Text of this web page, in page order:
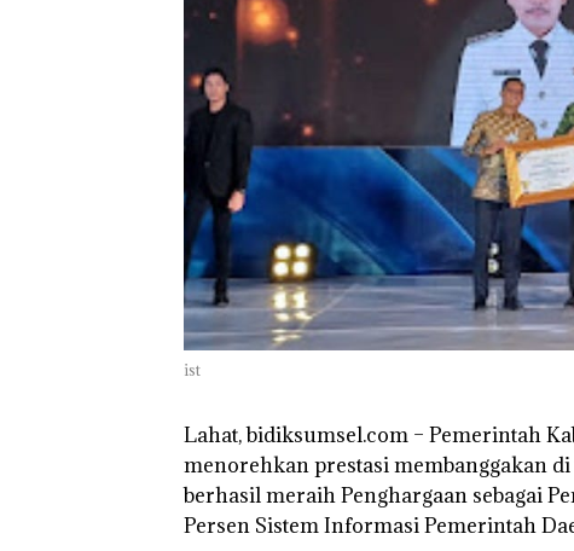
ist
Lahat, bidiksumsel.com – Pemerintah
menorehkan prestasi membanggakan
berhasil meraih Penghargaan sebagai
Persen Sistem Informasi Pemerintah